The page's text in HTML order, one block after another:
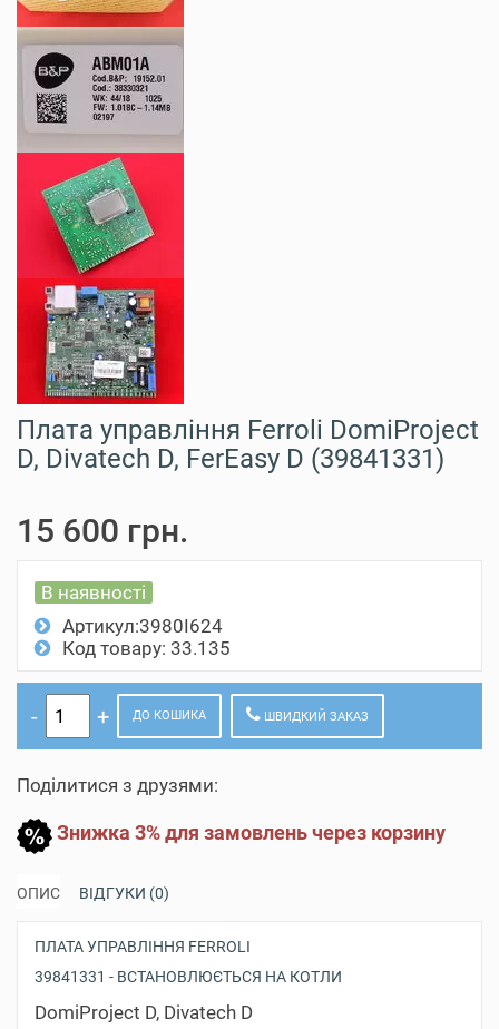
Плата управління Ferroli DomiProject
D, Divatech D, FerEasy D (39841331)
15 600 грн.
В наявності
Артикул:3980I624
Код товару: 33.135
ДО КОШИКА ШВИДКИЙ ЗАКАЗ
Поділитися з друзями:
Знижка 3% для замовлень через корзину
ОПИС ВІДГУКИ (0)
ПЛАТА УПРАВЛІННЯ FERROLI
39841331 - ВСТАНОВЛЮЄТЬСЯ НА КОТЛИ
DomiProject D, Divatech D